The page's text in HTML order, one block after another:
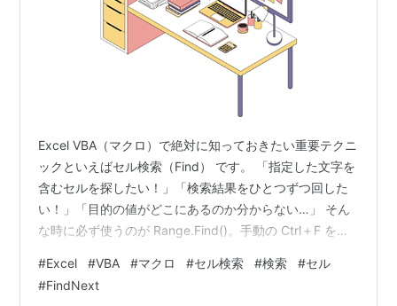
Excel VBA（マクロ）で絶対に知っておきたい重要テクニ
ックといえばセル検索（Find） です。 「指定した文字を
含むセルを探したい！」「検索結果をひとつずつ回した
い！」「目的の値がどこにあるのか分からない…」 そん
な時に必ず使うのが Range.Find()。手動の Ctrl＋F を
Find の基本形 まずは最もシンプルな使い方から。 Dim
rng As RangeSet rng =
#Excel #VBA #マクロ #セル検索 #検索 #セル
#FindNext